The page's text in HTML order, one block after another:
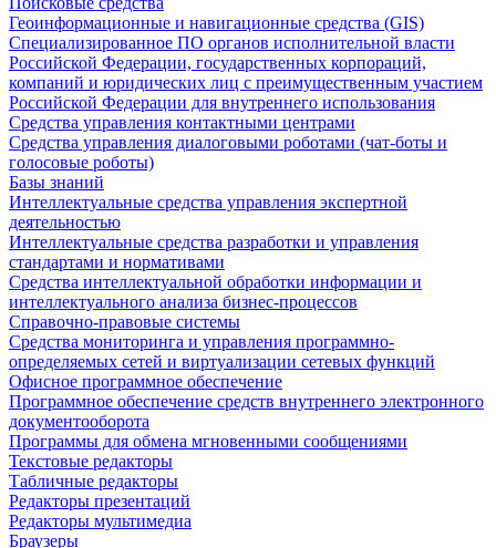
Геоинформационные и навигационные средства (GIS)
Специализированное ПО органов исполнительной власти
Российской Федерации, государственных корпораций,
компаний и юридических лиц с преимущественным участием
Российской Федерации для внутреннего использования
Средства управления контактными центрами
Средства управления диалоговыми роботами (чат-боты и
голосовые роботы)
Базы знаний
Интеллектуальные средства управления экспертной
деятельностью
Интеллектуальные средства разработки и управления
стандартами и нормативами
Средства интеллектуальной обработки информации и
интеллектуального анализа бизнес-процессов
Справочно-правовые системы
Средства мониторинга и управления программно-
определяемых сетей и виртуализации сетевых функций
Офисное программное обеспечение
Программное обеспечение средств внутреннего электронного
документооборота
Программы для обмена мгновенными сообщениями
Текстовые редакторы
Табличные редакторы
Редакторы презентаций
Редакторы мультимедиа
Браузеры